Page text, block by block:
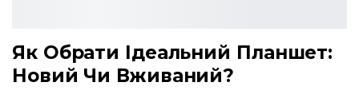
Як Обрати Ідеальний Планшет:
Новий Чи Вживаний?